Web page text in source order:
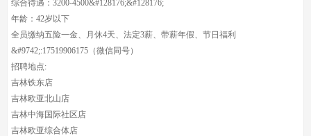
综合待遇：3200-4500&#128176;&#128176;
年龄：42岁以下
全员缴纳五险一金、月休4天、法定3薪、带薪年假、节日福利
&#9742;:17519906175（微信同号）
招聘地点:
吉林铁东店
吉林欧亚北山店
吉林中海国际社区店
吉林欧亚综合体店